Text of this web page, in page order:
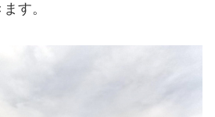
す。